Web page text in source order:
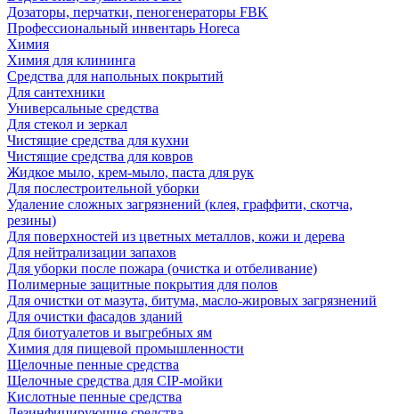
Дозаторы, перчатки, пеногенераторы FBK
Профессиональный инвентарь Horeca
Химия
Химия для клининга
Средства для напольных покрытий
Для сантехники
Универсальные средства
Для стекол и зеркал
Чистящие средства для кухни
Чистящие средства для ковров
Жидкое мыло, крем-мыло, паста для рук
Для послестроительной уборки
Удаление сложных загрязнений (клея, граффити, скотча,
резины)
Для поверхностей из цветных металлов, кожи и дерева
Для нейтрализации запахов
Для уборки после пожара (очистка и отбеливание)
Полимерные защитные покрытия для полов
Для очистки от мазута, битума, масло-жировых загрязнений
Для очистки фасадов зданий
Для биотуалетов и выгребных ям
Химия для пищевой промышленности
Щелочные пенные средства
Щелочные средства для CIP-мойки
Кислотные пенные средства